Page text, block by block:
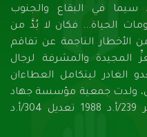
سيما في البقاع والجنوب
الحياة... فكان لا بُدَّ من
الناجمة عن تفاقم
المجيدة والمشرفة لرجال
الغادر ليتكامل العطاءان
ولدت جمعية مؤسسة جهاد
البناء الإنمائيّة، بموجب علم وخبر 239/أ.د 1988 تعديل 304/أ.د